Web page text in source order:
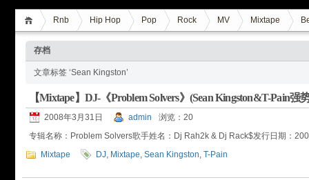
Rnb Hip Hop Pop Rock MV Mixtape
存档
文章标签 ‘Sean Kingston’
【Mixtape】DJ-《Problem Solvers》(Sean Kingston&T-Pain强
2008年3月31日 admin
浏览：20
专辑名称：Problem Solvers歌手姓名：Dj Rah2k & Dj Rack$发行日期：
Mixtape
DJ, Mixtape, Sean Kingston, T-Pain